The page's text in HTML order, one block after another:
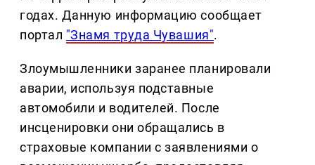
годах. Данную информацию сообщает
портал "Знамя труда Чувашия".
Злоумышленники заранее планировали
аварии, используя подставные
автомобили и водителей. После
инсценировки они обращались в
страховые компании с заявлениями о